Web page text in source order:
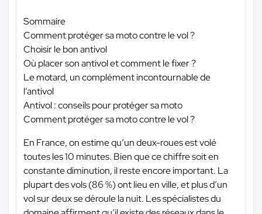
Sommaire
Comment protéger sa moto contre le vol ?
Choisir le bon antivol
Où placer son antivol et comment le fixer ?
Le motard, un complément incontournable de
l’antivol
Antivol : conseils pour protéger sa moto
Comment protéger sa moto contre le vol ?
En France, on estime qu’un deux-roues est volé
toutes les 10 minutes. Bien que ce chiffre soit en
constante diminution, il reste encore important. La
plupart des vols (86 %) ont lieu en ville, et plus d’un
vol sur deux se déroule la nuit. Les spécialistes du